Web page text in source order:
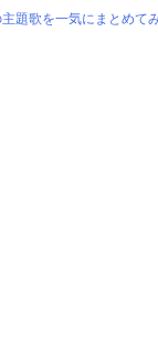
題歌を一気にまとめて